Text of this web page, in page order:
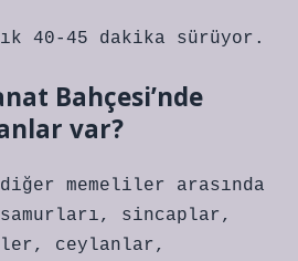
40-45 dakika sürüyor.
Bahçesi’nde
var?
memeliler arasında
sincaplar,
ceylanlar,